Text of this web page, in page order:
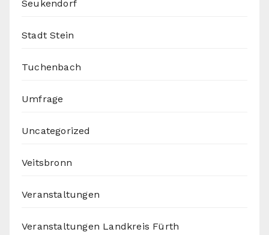
Seukendorf
Stadt Stein
Tuchenbach
Umfrage
Uncategorized
Veitsbronn
Veranstaltungen
Veranstaltungen Landkreis Fürth